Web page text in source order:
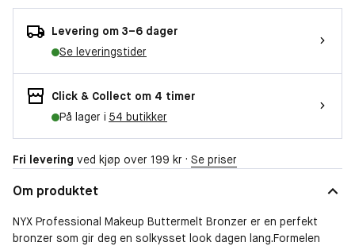
Levering om 3–6 dager
Se leveringstider
Click & Collect om 4 timer
På lager i 54 butikker
Fri levering ved kjøp over 199 kr · Se priser
Om produktet
NYX Professional Makeup Buttermelt Bronzer er en perfekt
bronzer som gir deg en solkysset look dagen lang.Formelen